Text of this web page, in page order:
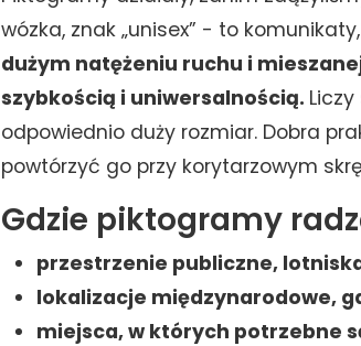
wózka, znak „unisex” - to
dużym natężeniu ruchu i
szybkością i uniwersalnością.
odpowiednio duży rozmiar. Dobra
powtórzyć go przy korytarzowym
Gdzie piktogramy
przestrzenie publiczne,
lokalizacje międzynarodowe,
miejsca, w których potrzebne